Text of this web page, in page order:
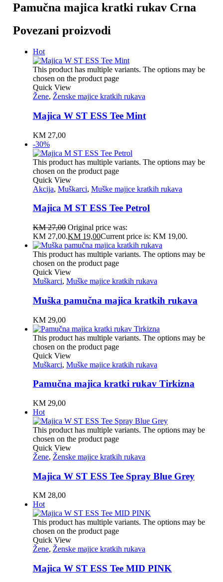
Pamučna majica kratki rukav Crna
Povezani proizvodi
Hot
This product has multiple variants. The options may be
chosen on the product page
Quick View
Žene, Ženske majice kratkih rukava
Majica W ST ESS Tee Mint
KM27,00
-30%
This product has multiple variants. The options may be
chosen on the product page
Quick View
Akcija, Muškarci, Muške majice kratkih rukava
Majica M ST ESS Tee Petrol
KM27,00 Original price was:
KM 27,00.KM19,00Current price is: KM 19,00.
This product has multiple variants. The options may be
chosen on the product page
Quick View
Muškarci, Muške majice kratkih rukava
Muška pamučna majica kratkih rukava
KM29,00
This product has multiple variants. The options may be
chosen on the product page
Quick View
Muškarci, Muške majice kratkih rukava
Pamučna majica kratki rukav Tirkizna
KM29,00
Hot
This product has multiple variants. The options may be
chosen on the product page
Quick View
Žene, Ženske majice kratkih rukava
Majica W ST ESS Tee Spray Blue Grey
KM28,00
Hot
This product has multiple variants. The options may be
chosen on the product page
Quick View
Žene, Ženske majice kratkih rukava
Majica W ST ESS Tee MID PINK